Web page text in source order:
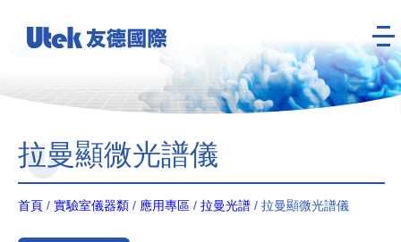
拉曼顯微光譜儀
首頁 / 實驗室儀器纇 / 應用專區 / 拉曼光譜 / 拉曼顯微光譜儀